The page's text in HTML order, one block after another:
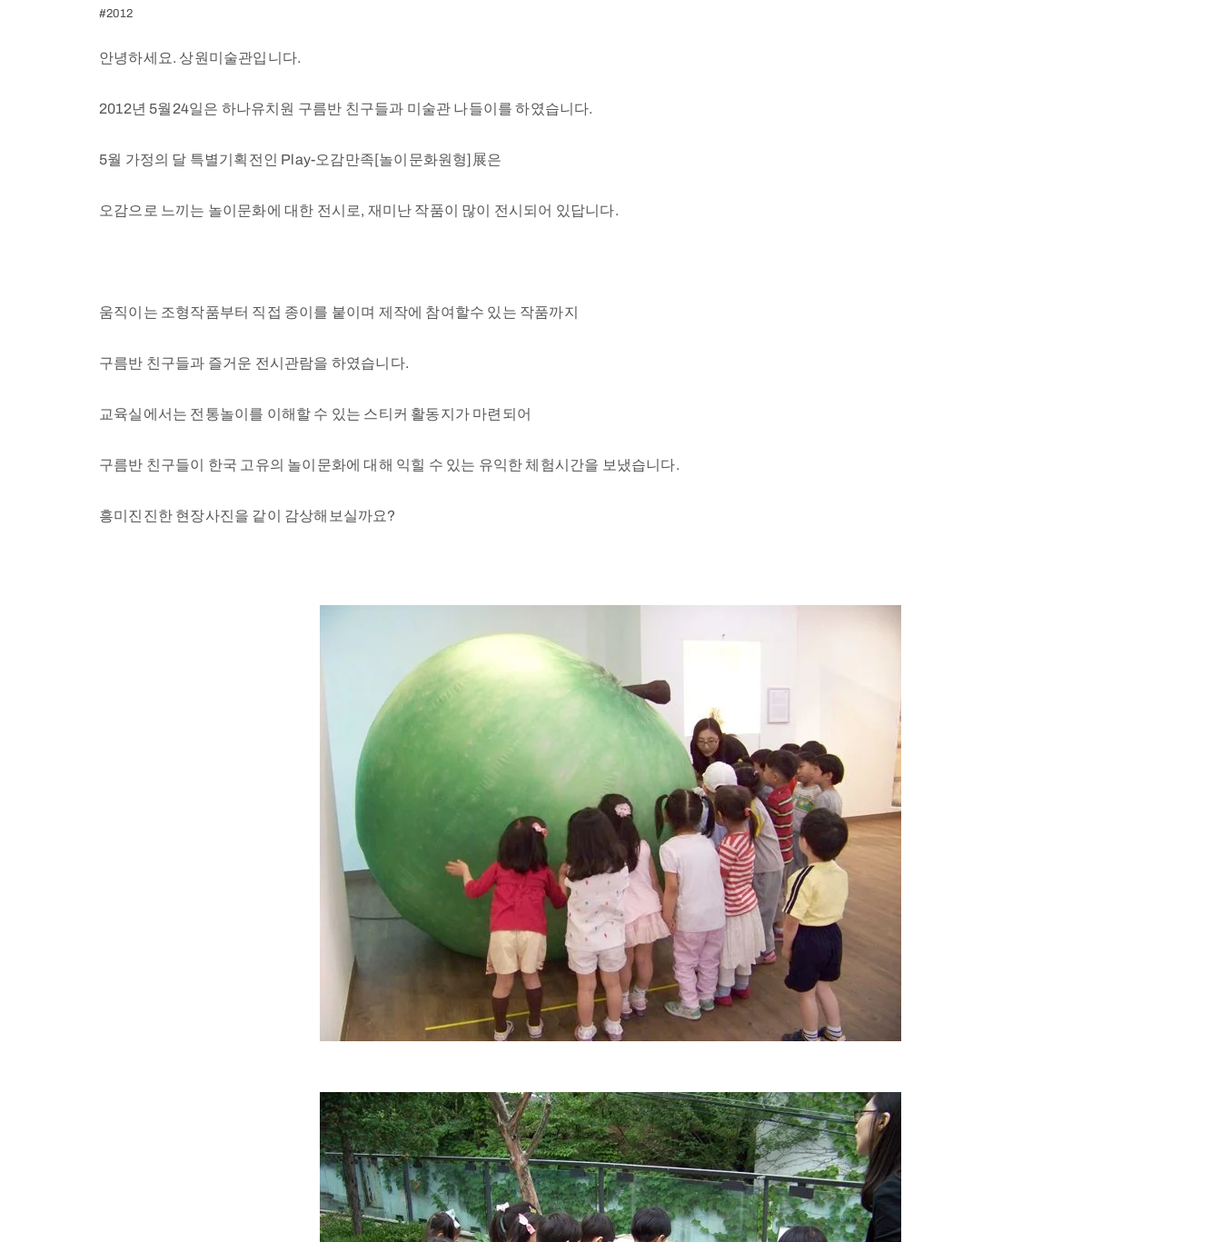
#2012
안녕하세요. 상원미술관입니다.
2012년 5월24일은 하나유치원 구름반 친구들과 미술관 나들이를 하였습니다.
5월 가정의 달 특별기획전인 Play-오감만족[놀이문화원형]展은
오감으로 느끼는 놀이문화에 대한 전시로, 재미난 작품이 많이 전시되어 있답니다.
움직이는 조형작품부터 직접 종이를 붙이며 제작에 참여할수 있는 작품까지
구름반 친구들과 즐거운 전시관람을 하였습니다.
교육실에서는 전통놀이를 이해할 수 있는 스티커 활동지가 마련되어
구름반 친구들이 한국 고유의 놀이문화에 대해 익힐 수 있는 유익한 체험시간을 보냈습니다.
흥미진진한 현장사진을 같이 감상해보실까요?